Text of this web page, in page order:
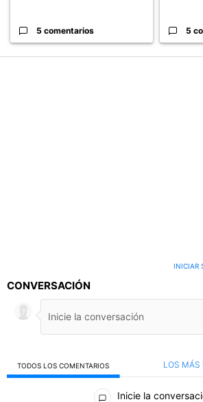
PUBLICIDAD
5 comentarios 5
CONVERSACIÓN
INICIAR
TODOS LOS COMENTARIOS LOS MÁS
Todos los comentarios
Inicie la